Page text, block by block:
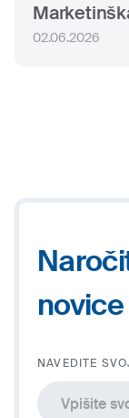
02.06.2026
novice
NAVEDITE